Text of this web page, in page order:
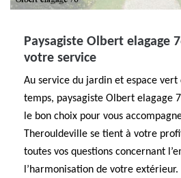
Paysagiste Olbert elagage
votre service
Au service du jardin et espace vert
temps, paysagiste Olbert elagage
le bon choix pour vous
Therouldeville se tient à votre
toutes vos questions concernant
l’harmonisation de votre extérieur.